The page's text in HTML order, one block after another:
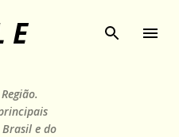
principal
E
e do